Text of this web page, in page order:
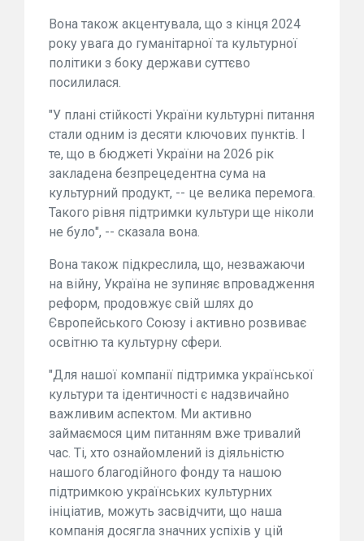
Вона також акцентувала, що з кінця 2024
року увага до гуманітарної та культурної
політики з боку держави суттєво
посилилася.
"У плані стійкості України культурні питання
стали одним із десяти ключових пунктів. І
те, що в бюджеті України на 2026 рік
закладена безпрецедентна сума на
культурний продукт, -- це велика перемога.
Такого рівня підтримки культури ще ніколи
не було", -- сказала вона.
Вона також підкреслила, що, незважаючи
на війну, Україна не зупиняє впровадження
реформ, продовжує свій шлях до
Європейського Союзу і активно розвиває
освітню та культурну сфери.
"Для нашої компанії підтримка української
культури та ідентичності є надзвичайно
важливим аспектом. Ми активно
займаємося цим питанням вже тривалий
час. Ті, хто ознайомлений із діяльністю
нашого благодійного фонду та нашою
підтримкою українських культурних
ініціатив, можуть засвідчити, що наша
компанія досягла значних успіхів у цій